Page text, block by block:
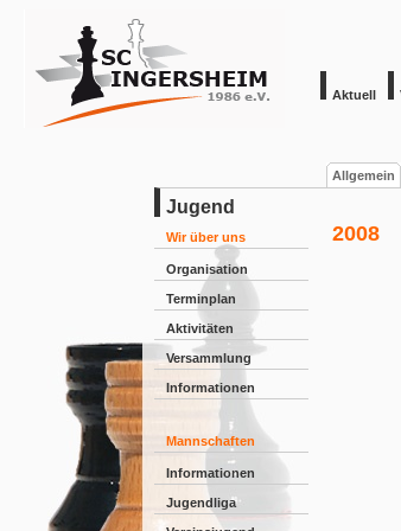
Aktuell
Allgemein
Jugend
Wir über uns
Organisation
Terminplan
Aktivitäten
Versammlung
Informationen
Mannschaften
Informationen
Jugendliga
2008